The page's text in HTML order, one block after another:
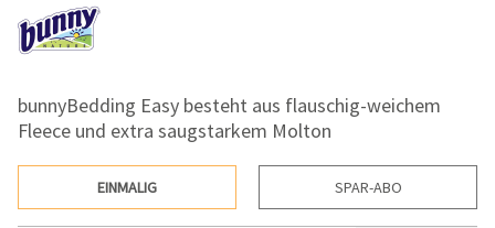
bunnyBedding Easy besteht aus flauschig-weichem
Fleece und extra saugstarkem Molton
EINMALIG SPAR-ABO